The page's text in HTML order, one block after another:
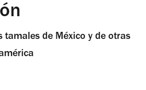
tamales de México y de otras